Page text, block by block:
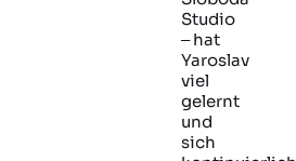
Studio
– hat
Yaroslav
viel
gelernt
und
sich